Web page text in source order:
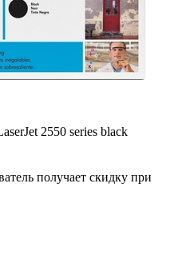
2550 series black
получает скидку при